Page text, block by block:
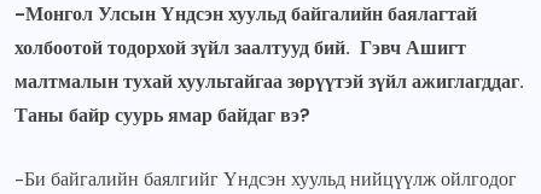
-Монгол Улсын Үндсэн хуульд байгалийн баялагтай
холбоотой тодорхой зүйл заалтууд бий. Гэвч Ашигт
малтмалын тухай хуультайгаа зөрүүтэй зүйл ажиглагддаг.
Таны байр суурь ямар байдаг вэ?
-Би байгалийн баялгийг Үндсэн хуульд нийцүүлж ойлгодог